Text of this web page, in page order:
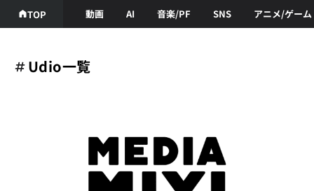
TOP 動画 AI 音楽/PF SNS アニメ/ゲーム
Udio一覧